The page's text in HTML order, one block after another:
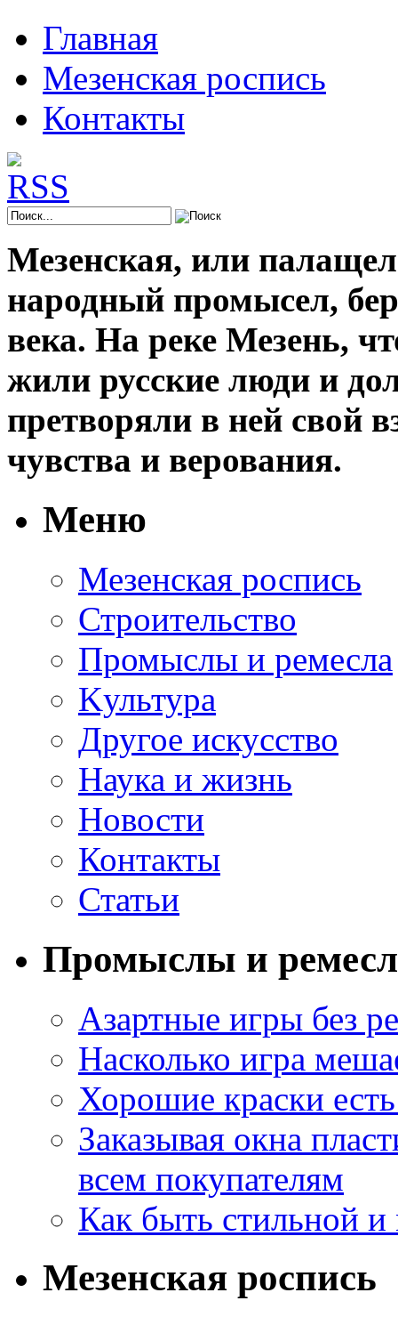
Главная
Мезенская роспись
Контакты
Мезенская, или
народный промысел,
века. На реке Мезень,
жили русские люди и
претворяли в ней свой
чувства и верования.
Меню
Мезенская роспись
Строительство
Промыслы и ремесла
Kультура
Другое искусство
Наука и жизнь
Новости
Контакты
Статьи
Промыслы и
Азартные игры без
Насколько игра
Хорошие краски
Заказывая окна
всем покупателям
Как быть стильной
Мезенская роспись